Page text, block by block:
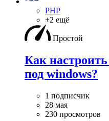
PHP
+2 ещё
Простой
Как
под windows?
1 подписчик
28 мая
230 просмотров